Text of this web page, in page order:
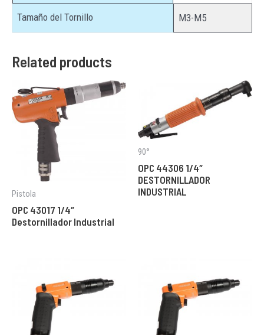
Tamaño del Tornillo M3-M5
Related products
Pistola
OPC 43017 1/4″
Destornillador Industrial
90°
OPC 44306 1/4″
DESTORNILLADOR
INDUSTRIAL